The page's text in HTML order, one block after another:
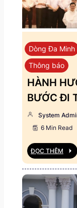
Dòng Đa Minh
Thông báo
HÀNH
BƯỚC ĐI
System
6 Min Read
ĐỌC THÊM